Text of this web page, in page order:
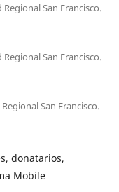
San Francisco.
San Francisco.
San Francisco.
donatarios,
Mobile